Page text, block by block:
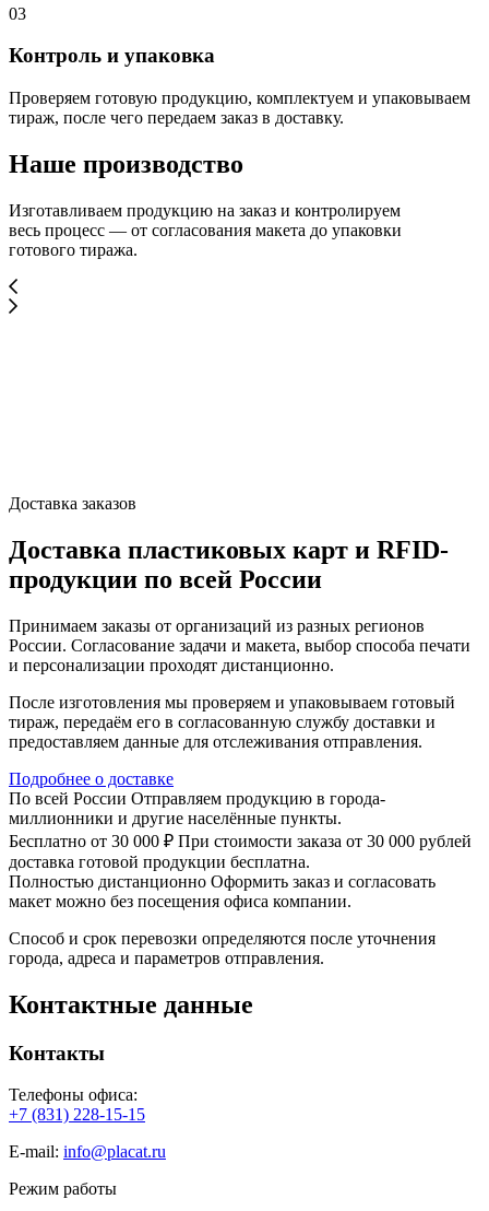
03
Контроль и упаковка
Проверяем готовую продукцию, комплектуем и упаковываем
тираж, после чего передаем заказ в доставку.
Наше производство
Изготавливаем продукцию на заказ и контролируем
весь процесс — от согласования макета до упаковки
готового тиража.
Доставка заказов
Доставка пластиковых карт и RFID-
продукции по всей России
Принимаем заказы от организаций из разных регионов
России. Согласование задачи и макета, выбор способа печати
и персонализации проходят дистанционно.
После изготовления мы проверяем и упаковываем готовый
тираж, передаём его в согласованную службу доставки и
предоставляем данные для отслеживания отправления.
Подробнее о доставке
По всей России Отправляем продукцию в города-
миллионники и другие населённые пункты.
Бесплатно от 30 000 ₽ При стоимости заказа от 30 000 рублей
доставка готовой продукции бесплатна.
Полностью дистанционно Оформить заказ и согласовать
макет можно без посещения офиса компании.
Способ и срок перевозки определяются после уточнения
города, адреса и параметров отправления.
Контактные данные
Контакты
Телефоны офиса:
+7 (831) 228-15-15
E-mail: info@placat.ru
Режим работы